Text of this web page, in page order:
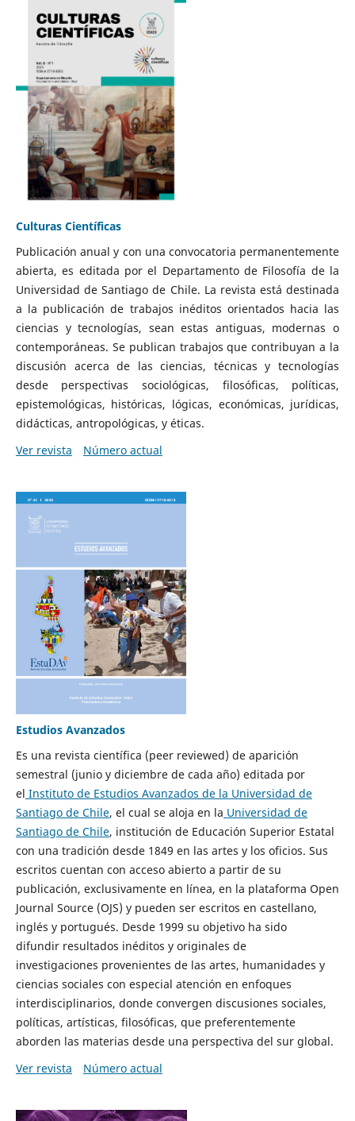
Culturas Científicas
Publicación anual y con una convocatoria permanentemente
abierta, es editada por el Departamento de Filosofía de la
Universidad de Santiago de Chile. La revista está destinada
a la publicación de trabajos inéditos orientados hacia las
ciencias y tecnologías, sean estas antiguas, modernas o
contemporáneas. Se publican trabajos que contribuyan a la
discusión acerca de las ciencias, técnicas y tecnologías
desde perspectivas sociológicas, filosóficas, políticas,
epistemológicas, históricas, lógicas, económicas, jurídicas,
didácticas, antropológicas, y éticas.
Ver revista
Número actual
Estudios Avanzados
Es una revista científica (peer reviewed) de aparición
semestral (junio y diciembre de cada año) editada por
el Instituto de Estudios Avanzados de la Universidad de
Santiago de Chile, el cual se aloja en la Universidad de
Santiago de Chile, institución de Educación Superior Estatal
con una tradición desde 1849 en las artes y los oficios. Sus
escritos cuentan con acceso abierto a partir de su
publicación, exclusivamente en línea, en la plataforma Open
Journal Source (OJS) y pueden ser escritos en castellano,
inglés y portugués. Desde 1999 su objetivo ha sido
difundir resultados inéditos y originales de
investigaciones provenientes de las artes, humanidades y
ciencias sociales con especial atención en enfoques
interdisciplinarios, donde convergen discusiones sociales,
políticas, artísticas, filosóficas, que preferentemente
aborden las materias desde una perspectiva del sur global.
Ver revista
Número actual